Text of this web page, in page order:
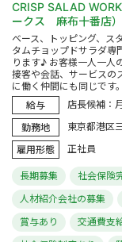
CRISP SALAD
ークス 麻布十番店）
ベース、トッピング、ス
タムチョップドサラダ専
ります♪ お客様一人一人
接客や会話、サービスの
に働く仲間にも同じです
給与
店長候補：
勤務地
東京都港区
雇用形態
正社員
長期募集 社会保険
人材紹介会社の募集
賞与あり
交通費支